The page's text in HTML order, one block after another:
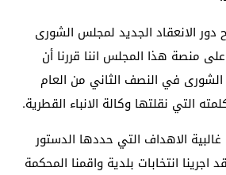
دور الانعقاد الجديد لمجلس الشورى
منصة هذا المجلس اننا قررنا أن
في النصف الثاني من العام
الاهداف التي حددها الدستور
انتخابات بلدية واقمنا المحكمة